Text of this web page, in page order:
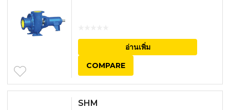
อ่านเพิ่ม
COMPARE
SHM